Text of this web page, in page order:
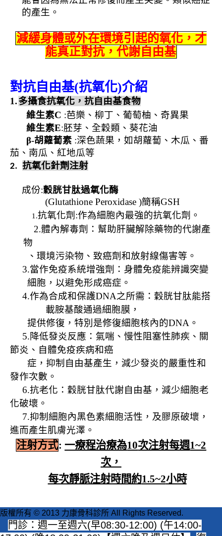
的產生。
減緩身體或外在環境引起的氧化，才
能真正對抗，代謝自由基
對抗自由基(抗氧化)介紹
1.多攝食抗氧化，抗自由基食物
維生素C :芭樂、柳丁、葡萄柚、奇異果
維生素E:胚芽、全穀類、葵花油
β-胡蘿蔔素 :深色蔬果，如胡蘿蔔、木瓜、番
茄、南瓜、紅地瓜等
2. 抗氧化針劑注射
成份:穀胱甘肽過氧化酶
(Glutathione Peroxidase )簡稱GSH
1.抗氧化劑 :作為細胞內最強的抗氧化劑。
2.體內解毒劑：幫助肝臟解除藥物的代謝產
物
、環境污染物、致癌劑和放射線傷害等。
3.當作免疫系統增強劑：身體免疫能辨識突變
細胞，以避免形成癌症。
4.作為合成和保護DNA之所需：穀胱甘肽能搭
載胺基酸通過細胞膜，
提供修復，特別是修復細胞核內的DNA 。
5.降低發炎反應：氣喘、慢性阻塞性肺疾、關
節炎、自體免疫疾病和癌
症，抑制自由基產生，減少發炎的嚴重性和
發作次數。
6.抗老化：穀胱甘肽代謝自由基，減少細胞老
化破壞。
7.抑制細胞內黑色素細胞活性，及膠原破壞，
進而產生肌膚光澤。
注射方式: 一療程治療為10次注射每週1~2
次，
每次靜脈注射時間約1.5~2小時
版權所有 © 2013 力康骨科診所 All Rights Reserved.
門診：週一至週六(早08:30-12:00) (午14:00-